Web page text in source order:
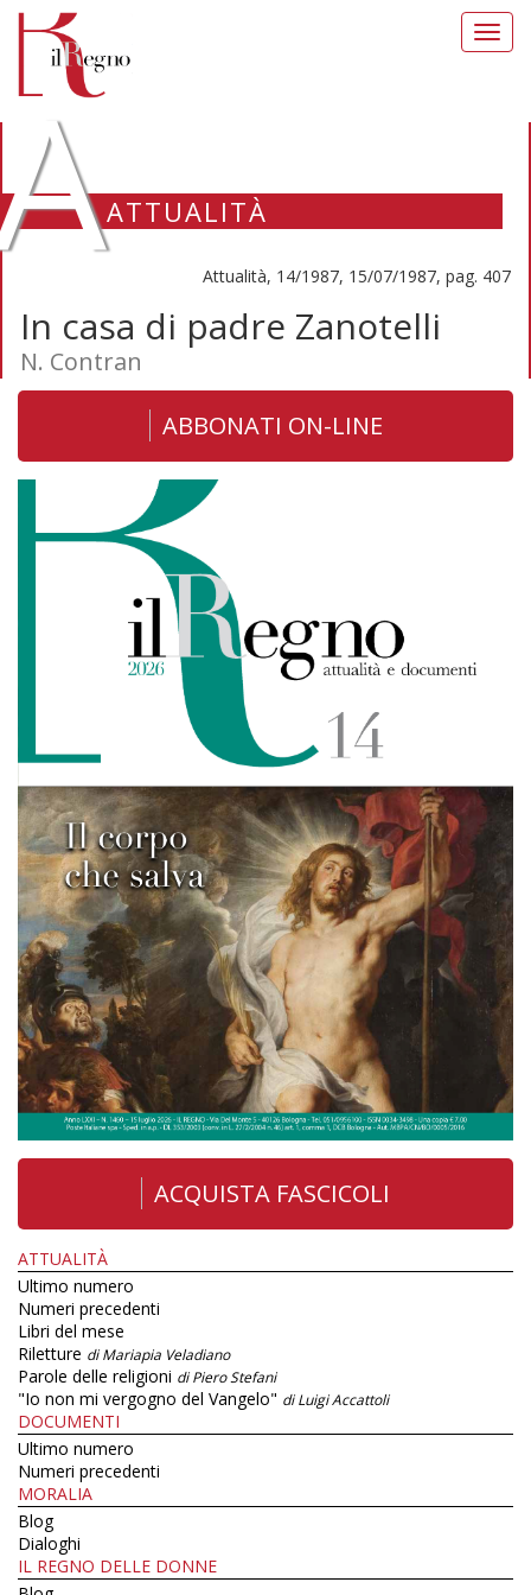
ATTUALITÀ
Attualità, 14/1987, 15/07/1987, pag. 407
In casa di padre Zanotelli
N. Contran
ABBONATI ON-LINE
ACQUISTA FASCICOLI
ATTUALITÀ
Ultimo numero
Numeri precedenti
Libri del mese
Riletture di Mariapia Veladiano
Parole delle religioni di Piero Stefani
"Io non mi vergogno del Vangelo" di Luigi Accattoli
DOCUMENTI
Ultimo numero
Numeri precedenti
MORALIA
Blog
Dialoghi
IL REGNO DELLE DONNE